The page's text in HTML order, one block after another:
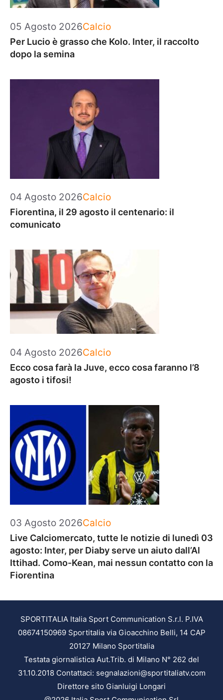
05 Agosto 2026Categorie
Calcio
Per Lucio è grasso che Kolo. Inter, il raccolto
dopo la semina
04 Agosto 2026Categorie
Calcio
Fiorentina, il 29 agosto il centenario: il
comunicato
04 Agosto 2026Categorie
Calcio
Ecco cosa farà la Juve, ecco cosa faranno l’8
agosto i tifosi!
03 Agosto 2026Categorie
Calcio
Live Calciomercato, tutte le notizie di lunedì 03
agosto: Inter, per Diaby serve un aiuto dall’Al
Ittihad. Como-Kean, mai nessun contatto con la
Fiorentina
SPORTITALIA Italia Sport Communication S.r.l. P.IVA
08674150969 Sportitalia via Gioacchino Belli, 14 CAP
20127 Milano Sportitalia
Testata giornalistica Aut.Trib. di Milano N° 262 del
31.10.2018 Contattaci: segnalazioni@sportitaliatv.com
Direttore sito Gianluigi Longari